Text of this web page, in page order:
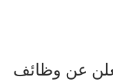
عن وظائف